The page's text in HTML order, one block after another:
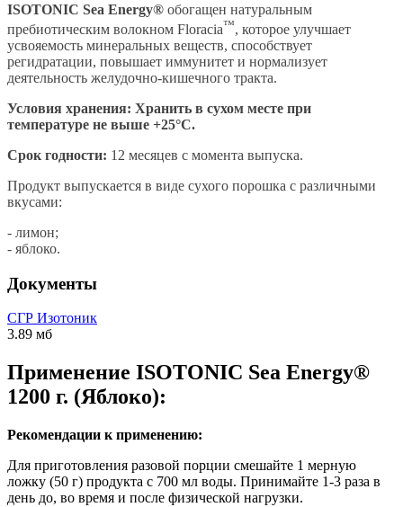
ISOTONIC Sea Energy® обогащен натуральным
пребиотическим волокном Floracia™, которое улучшает
усвояемость минеральных веществ, способствует
регидратации, повышает иммунитет и нормализует
деятельность желудочно-кишечного тракта.
Условия хранения: Хранить в сухом месте при
температуре не выше +25°С.
Срок годности: 12 месяцев с момента выпуска.
Продукт выпускается в виде сухого порошка с различными
вкусами:
- лимон;
- яблоко.
Документы
СГР Изотоник
3.89 мб
Применение ISOTONIC Sea Energy®
1200 г. (Яблоко):
Рекомендации к применению:
Для приготовления разовой порции смешайте 1 мерную
ложку (50 г) продукта с 700 мл воды. Принимайте 1-3 раза в
день до, во время и после физической нагрузки.